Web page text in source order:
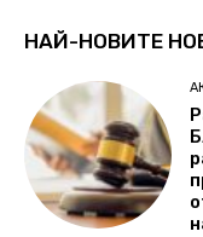
НАЙ-НОВИТЕ